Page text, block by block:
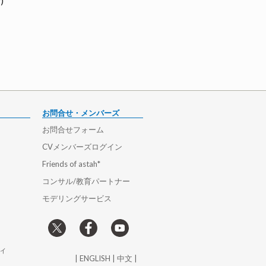
お問合せ・メンバーズ
お問合せフォーム
CVメンバーズログイン
Friends of astah*
コンサル/教育パートナー
モデリングサービス
ENGLISH 中文